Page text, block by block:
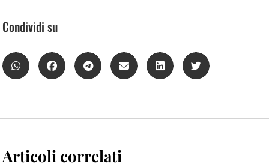
Condividi su
Articoli correlati